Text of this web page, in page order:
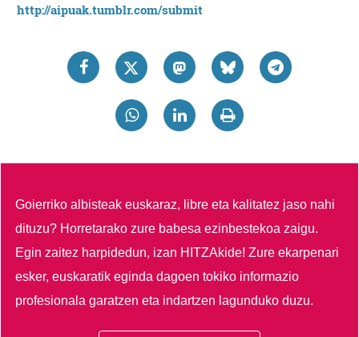
http://aipuak.tumblr.com/submit
Goierriko albisteak euskaraz, libre eta kalitatez jaso nahi
dituzu? Horretarako zure babesa ezinbestekoa zaigu.
Egin zaitez harpidedun, izan HITZAkide!Zure ekarpenari
esker, euskaratik eginda dagoen tokiko informazio
profesionala garatzen eta indartzen lagunduko duzu.